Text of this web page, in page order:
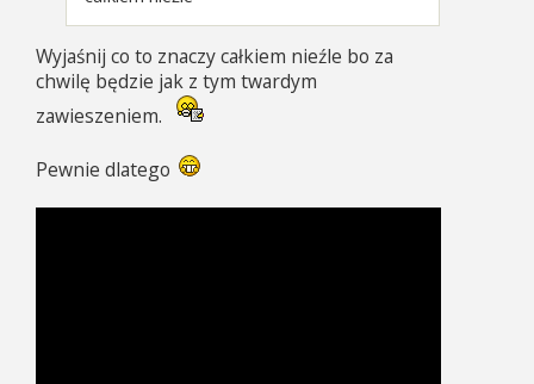
Wyjaśnij co to znaczy całkiem nieźle bo za
chwilę będzie jak z tym twardym
zawieszeniem.
Pewnie dlatego